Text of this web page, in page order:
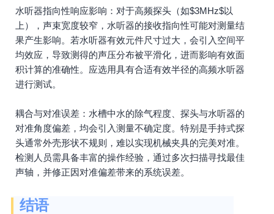
水听器指向性响应影响：对于高频探头（如$3MHz$以
上），声束宽度较窄，水听器的接收指向性可能对测量结
果产生影响。若水听器有效元件尺寸过大，会引入空间平
均效应，导致测得的声压分布被平滑化，进而影响有效面
积计算的准确性。应选用具有合适有效半径的高频水听器
进行测试。
耦合与对准误差：水槽中水的除气程度、探头与水听器的
对准角度偏差，均会引入测量不确定度。特别是手持式探
头通常外壳形状不规则，难以实现机械夹具的完美对准。
检测人员需具备丰富的操作经验，通过多次扫描寻找最佳
声轴，并修正因对准偏差带来的系统误差。
结语